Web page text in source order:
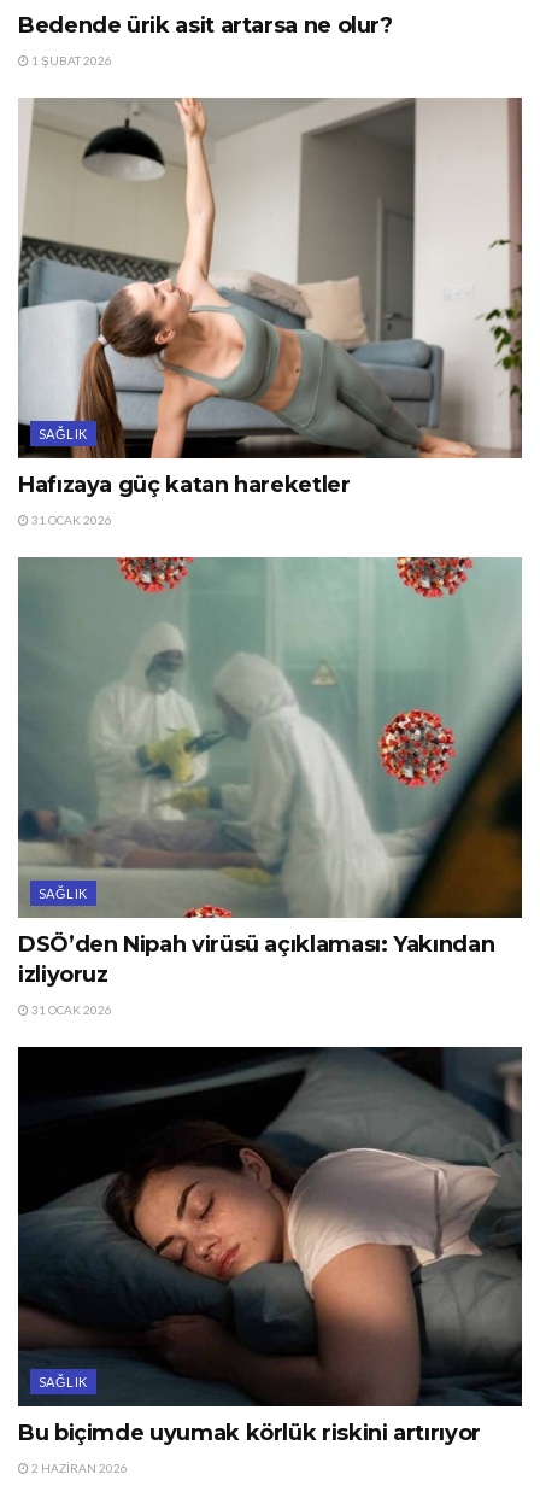
Bedende ürik asit artarsa ne olur?
1 ŞUBAT 2026
SAĞLIK
Hafızaya güç katan hareketler
31 OCAK 2026
SAĞLIK
DSÖ’den Nipah virüsü açıklaması: Yakından
izliyoruz
31 OCAK 2026
SAĞLIK
Bu biçimde uyumak körlük riskini artırıyor
2 HAZIRAN 2026